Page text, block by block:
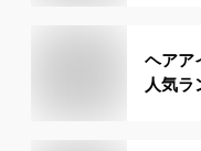
ヘアア
人気ラ